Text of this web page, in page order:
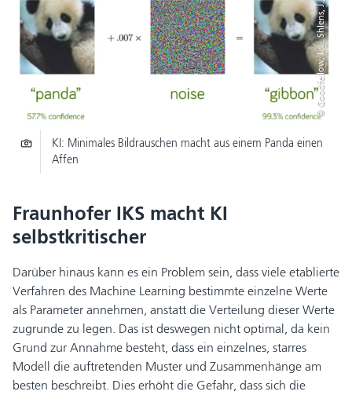
KI: Minimales Bildrauschen macht aus einem Panda einen
Affen
Fraunhofer IKS macht KI
selbstkritischer
Darüber hinaus kann es ein Problem sein, dass viele etablierte
Verfahren des Machine Learning bestimmte einzelne Werte
als Parameter annehmen, anstatt die Verteilung dieser Werte
zugrunde zu legen. Das ist deswegen nicht optimal, da kein
Grund zur Annahme besteht, dass ein einzelnes, starres
Modell die auftretenden Muster und Zusammenhänge am
besten beschreibt. Dies erhöht die Gefahr, dass sich die